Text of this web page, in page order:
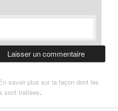
savoir plus sur la façon dont les
sont traitées.